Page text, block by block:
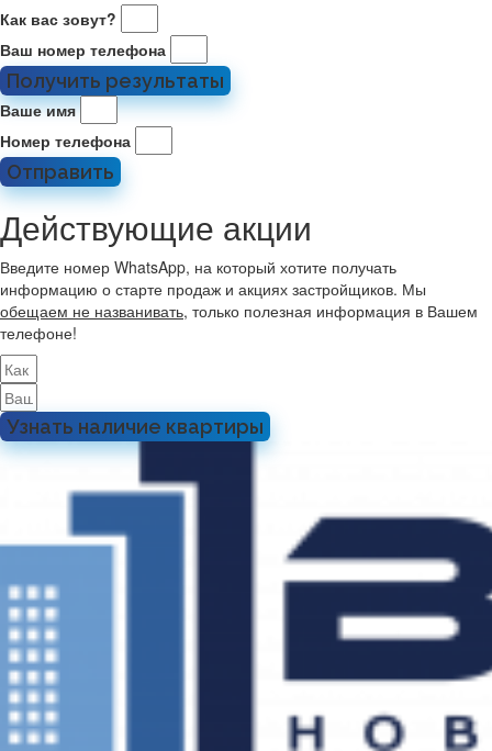
Как вас зовут?
Ваш номер телефона
Получить результаты
Ваше имя
Номер телефона
Отправить
Действующие акции
Введите номер WhatsApp, на который хотите получать
информацию о старте продаж и акциях застройщиков. Мы
обещаем не названивать, только полезная информация в Вашем
телефоне!
Узнать наличие квартиры